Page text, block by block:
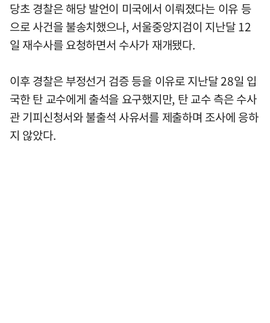
당초 경찰은 해당 발언이 미국에서 이뤄졌다는 이유 등
으로 사건을 불송치했으나, 서울중앙지검이 지난달 12
일 재수사를 요청하면서 수사가 재개됐다.
이후 경찰은 부정선거 검증 등을 이유로 지난달 28일 입
국한 탄 교수에게 출석을 요구했지만, 탄 교수 측은 수사
관 기피신청서와 불출석 사유서를 제출하며 조사에 응하
지 않았다.